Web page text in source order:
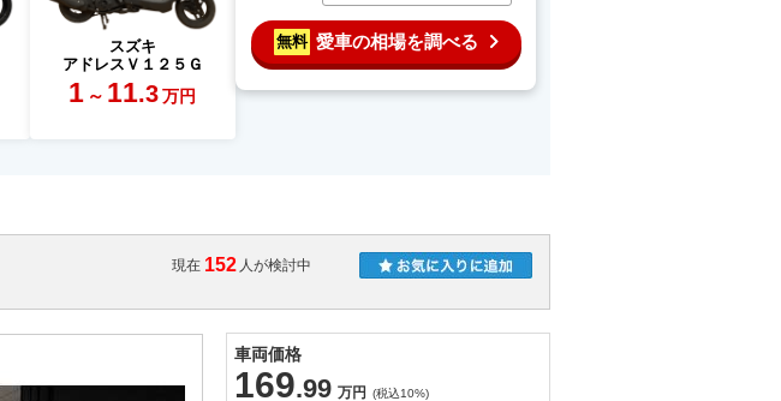
スズキ
アドレスＶ１２５Ｇ
1 ～ 11.3 万円
無料 愛車の相場を調べる
現在 152 人が検討中
車両価格
169.99 万円 (税込10%)